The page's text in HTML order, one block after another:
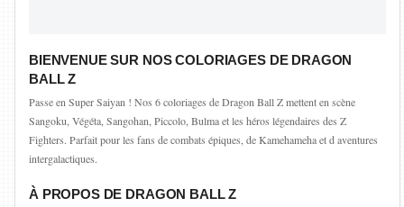
BIENVENUE SUR NOS COLORIAGES DE DRAGON
BALL Z
Passe en Super Saiyan ! Nos 6 coloriages de Dragon Ball Z mettent en scène
Sangoku, Végéta, Sangohan, Piccolo, Bulma et les héros légendaires des Z
Fighters. Parfait pour les fans de combats épiques, de Kamehameha et d aventures
intergalactiques.
À PROPOS DE DRAGON BALL Z